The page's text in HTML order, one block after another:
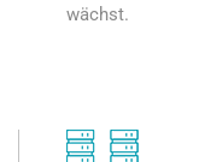
wächst.